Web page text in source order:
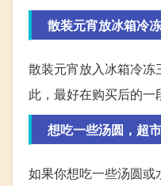
散装元宵放冰箱冷
散装元宵放入冰箱冷
此，最好在购买后的一
想吃一些汤圆，超
如果你想吃一些汤圆